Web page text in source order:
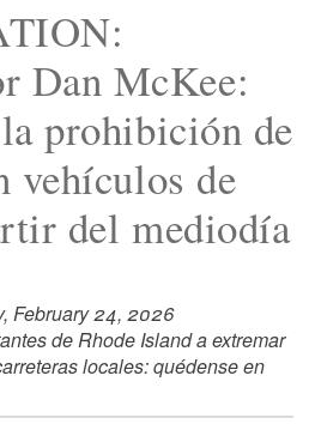
Dan McKee:
prohibición de
vehículos de
del mediodía
February 24, 2026
de Rhode Island a extremar
locales: quédense en